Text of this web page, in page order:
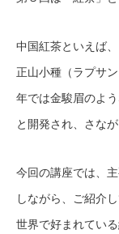
中国紅茶といえば
正山小種（ラプサ
年では金駿眉のよ
と開発され、さな
今回の講座では、
しながら、ご紹介し
世界で好まれてい